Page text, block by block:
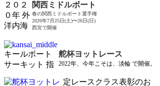
関西ミドルボート
春の関西ミドルボート選手権
2020年7月25日(土)〜26日(日)
西宮で開催
舵杯ヨットレース
2022年、今年こそは、淡輪 で開催。
２０２
０年 外
洋内海
キールボート
サーキット 指
定レースクラス表彰のお